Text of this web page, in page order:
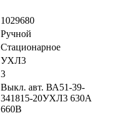
1029680
Ручной
Стационарное
УХЛ3
3
Выкл. авт. ВА51-39-
341815-20УХЛ3 630А
660В